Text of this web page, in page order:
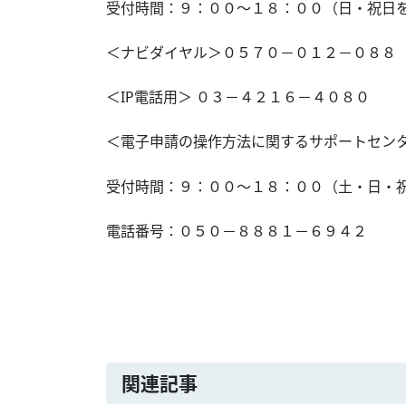
受付時間：９：００～１８：００（日・祝日
＜ナビダイヤル＞０５７０－０１２－０８８
＜IP電話用＞ ０３－４２１６－４０８０
＜電子申請の操作方法に関するサポートセン
受付時間：９：００～１８：００（土・日・
電話番号：０５０－８８８１－６９４２
関連記事